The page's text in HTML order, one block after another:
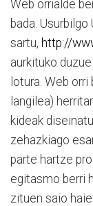
Web orrialde
bada. Usurbilgo
sartu, http://
aurkituko
lotura. Web
langilea)
kideak
zehazkiago
parte hartze
egitasmo berri
zituen saio